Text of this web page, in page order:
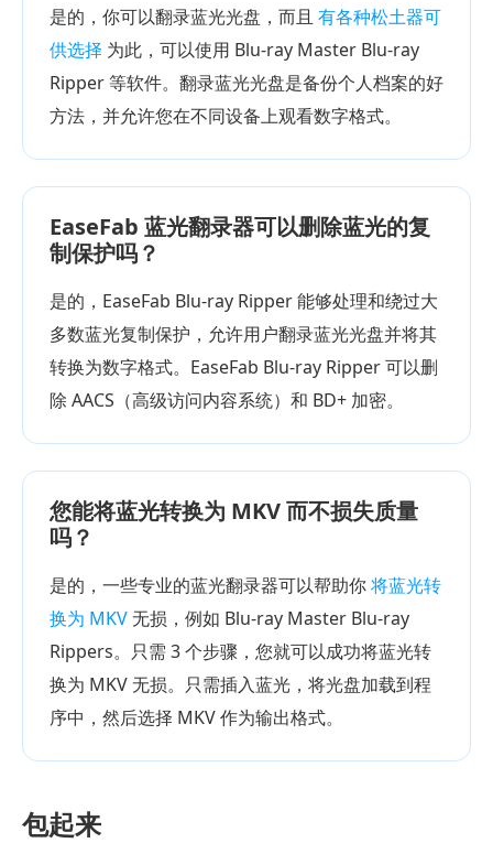
是的，你可以翻录蓝光光盘，而且 有各种松土器可
供选择 为此，可以使用 Blu-ray Master Blu-ray
Ripper 等软件。翻录蓝光光盘是备份个人档案的好
方法，并允许您在不同设备上观看数字格式。
EaseFab 蓝光翻录器可以删除蓝光的复
制保护吗？
是的，EaseFab Blu-ray Ripper 能够处理和绕过大
多数蓝光复制保护，允许用户翻录蓝光光盘并将其
转换为数字格式。EaseFab Blu-ray Ripper 可以删
除 AACS（高级访问内容系统）和 BD+ 加密。
您能将蓝光转换为 MKV 而不损失质量
吗？
是的，一些专业的蓝光翻录器可以帮助你将蓝光转
换为 MKV无损，例如 Blu-ray Master Blu-ray
Rippers。只需 3 个步骤，您就可以成功将蓝光转
换为 MKV 无损。只需插入蓝光，将光盘加载到程
序中，然后选择 MKV 作为输出格式。
包起来